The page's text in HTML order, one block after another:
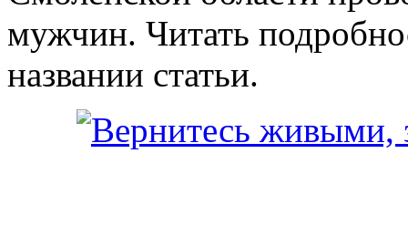
мужчин. Читать
названии статьи.